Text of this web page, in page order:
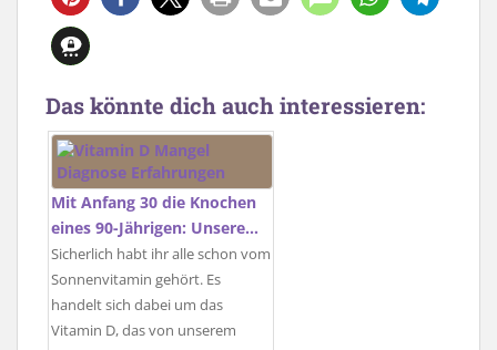
Das könnte dich auch interessieren:
Mit Anfang 30 die Knochen
eines 90-Jährigen: Unsere…
Sicherlich habt ihr alle schon vom
Sonnenvitamin gehört. Es
handelt sich dabei um das
Vitamin D, das von unserem